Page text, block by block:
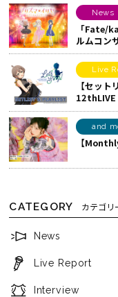
で
シ
ェ
す
る
News
「Fate/
ルムコン
Live
【セッ
12thLIVE
and
【
CATEGORY カテゴリ
News
Live Report
Interview